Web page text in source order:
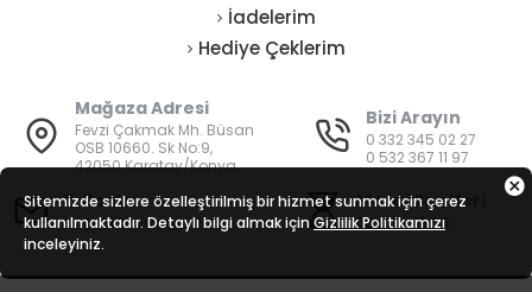
İadelerim
Hediye Çeklerim
Mağaza Adresi
Fevzi Çakmak Mh. Büsan
OSB 10660. Sk No:9,
42050 Karatay/Konya
Bizi Arayın
0 332 345 02 27
0 532 367 11 97
E-Posta
bilgi@vatanisguvenligi.com
Mesai Saatleri
08:00 - 19:00
Sitemizde sizlere özelleştirilmiş bir hizmet sunmak için çerez
kullanılmaktadır. Detaylı bilgi almak için Gizlilik Politikamızı
inceleyiniz.